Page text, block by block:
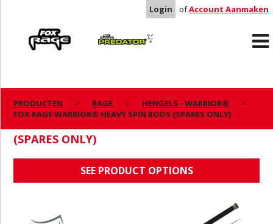
Login ofAccount Aanmaken
Predator
PRODUCTEN RAGE
HENGELS - WARRIOR®
FOX RAGE WARRIOR® HEAVY SPIN RODS (SPARES ONLY)
(SPARES ONLY)
SEE PRODUCT OPTIONS